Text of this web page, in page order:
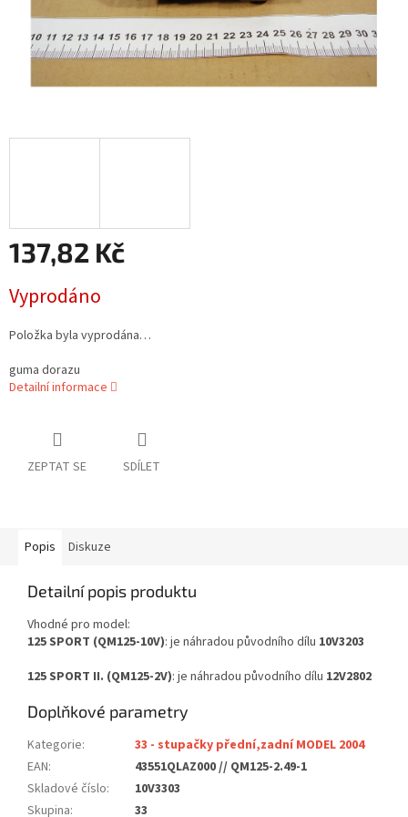
137,82 Kč
cena:
Vyprodáno
Položka byla vyprodána…
guma dorazu
Detailní informace
ZEPTAT SE SDÍLET
Popis Diskuze
Detailní popis produktu
Vhodné pro model:
125 SPORT (QM125-10V): je náhradou původního dílu 10V3203
125 SPORT II. (QM125-2V): je náhradou původního dílu 12V2802
Doplňkové parametry
Kategorie:
33 - stupačky přední,zadní MODEL 2004
EAN:
43551QLAZ000 // QM125-2.49-1
Skladové číslo:
10V3303
Skupina: 33